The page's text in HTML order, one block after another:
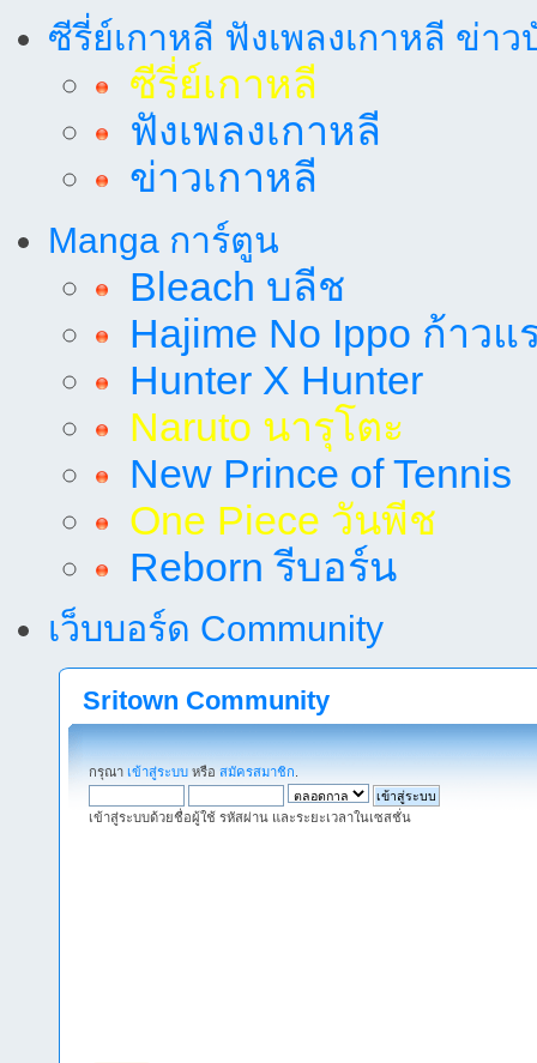
ซีรี่ย์เกาหลี ฟังเพลงเกาหลี ข่าว
ซีรี่ย์เกาหลี
ฟังเพลงเกาหลี
ข่าวเกาหลี
Manga การ์ตูน
Bleach บลีช
Hajime No Ippo ก้าวแ
Hunter X Hunter
Naruto นารุโตะ
New Prince of Tennis
One Piece วันพีช
Reborn รีบอร์น
เว็บบอร์ด Community
Sritown Community
กรุณา เข้าสู่ระบบ หรือ สมัครสมาชิก
เข้าสู่ระบบด้วยชื่อผู้ใช้ รหัสผ่าน และระยะเวลาในเซสชั่น